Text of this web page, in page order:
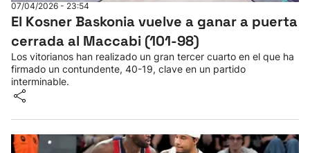
07/04/2026 - 23:54
El Kosner Baskonia vuelve a ganar a puerta
cerrada al Maccabi (101-98)
Los vitorianos han realizado un gran tercer cuarto en el que ha
firmado un contundente, 40-19, clave en un partido
interminable.